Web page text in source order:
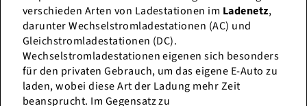
verschieden Arten von Ladestationen im Ladenetz,
darunter Wechselstromladestationen (AC) und
Gleichstromladestationen (DC).
Wechselstromladestationen eigenen sich besonders
für den privaten Gebrauch, um das eigene E-Auto zu
laden, wobei diese Art der Ladung mehr Zeit
beansprucht. Im Gegensatz zu